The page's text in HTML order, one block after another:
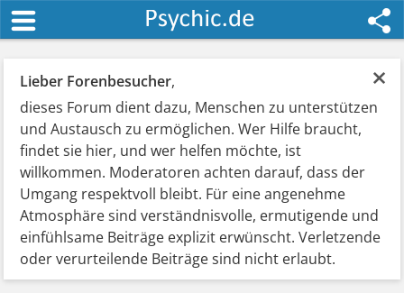
×
Lieber Forenbesucher,
dieses Forum dient dazu, Menschen zu unterstützen
und Austausch zu ermöglichen. Wer Hilfe braucht,
findet sie hier, und wer helfen möchte, ist
willkommen. Moderatoren achten darauf, dass der
Umgang respektvoll bleibt. Für eine angenehme
Atmosphäre sind verständnisvolle, ermutigende und
einfühlsame Beiträge explizit erwünscht. Verletzende
oder verurteilende Beiträge sind nicht erlaubt.